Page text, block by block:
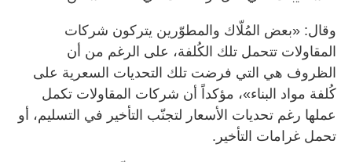
وقال: «بعض المُلّاك والمطوّرين يتركون شركات
المقاولات تتحمل تلك الكُلفة، على الرغم من أن
الظروف هي التي فرضت تلك التحديات السعرية على
كُلفة مواد البناء»، مؤكداً أن شركات المقاولات تكمل
عملها رغم تحديات الأسعار لتجنّب التأخير في التسليم، أو
تحمل غرامات التأخير.